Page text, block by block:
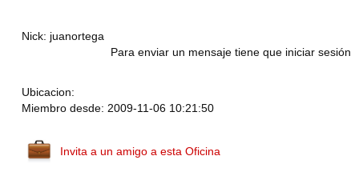
Nick: juanortega
Para enviar un mensaje tiene que iniciar sesión
Ubicacion:
Miembro desde: 2009-11-06 10:21:50
Invita a un amigo a esta Oficina